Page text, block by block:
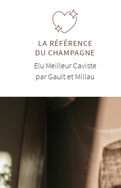
LA RÉFÉRENCE
DU CHAMPAGNE
Elu Meilleur Caviste
par Gault et Millau